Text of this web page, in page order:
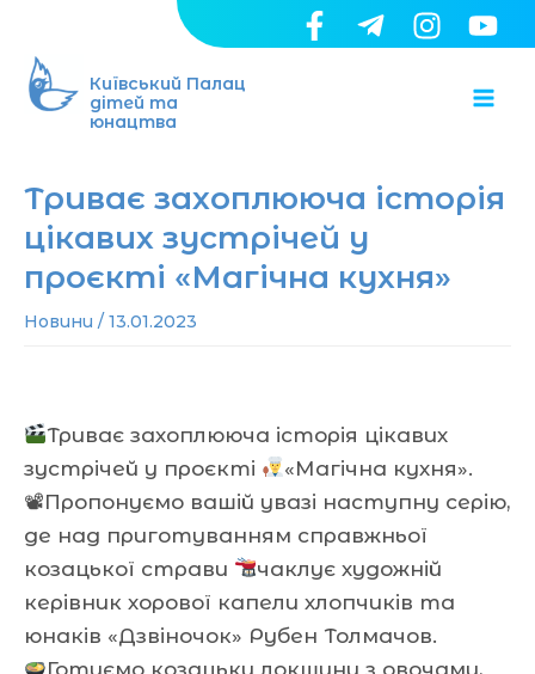
вмісту
Київський Палац
дітей та
юнацтва
Триває захоплююча історія
цікавих зустрічей у
проєкті «Магічна кухня»
Новини / 13.01.2023
Триває захоплююча історія цікавих
зустрічей у проєкті
«Магічна кухня».
📽Пропонуємо вашій увазі наступну серію,
де над приготуванням справжньої
козацької страви
чаклує художній
керівник хорової капели хлопчиків та
юнаків «Дзвіночок» Рубен Толмачов.
Готуємо козацьку локшину з овочами,